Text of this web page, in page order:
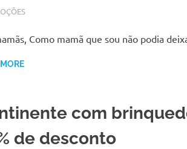
6, 2017
Como mamã que sou não podia
com
de desconto